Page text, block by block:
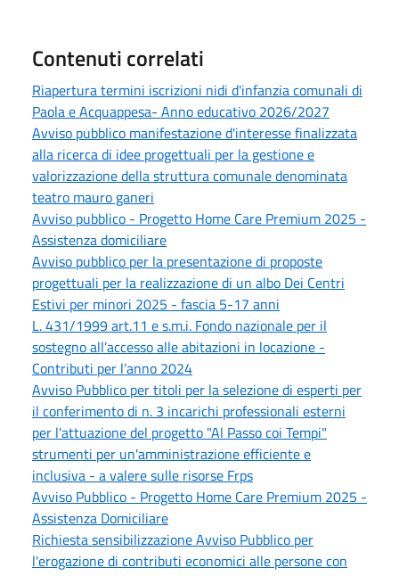
Contenuti correlati
Riapertura termini iscrizioni nidi d'infanzia comunali di
Paola e Acquappesa- Anno educativo 2026/2027
Avviso pubblico manifestazione d'interesse finalizzata
alla ricerca di idee progettuali per la gestione e
valorizzazione della struttura comunale denominata
teatro mauro ganeri
Avviso pubblico - Progetto Home Care Premium 2025 -
Assistenza domiciliare
Avviso pubblico per la presentazione di proposte
progettuali per la realizzazione di un albo Dei Centri
Estivi per minori 2025 - fascia 5-17 anni
L. 431/1999 art.11 e s.m.i. Fondo nazionale per il
sostegno all’accesso alle abitazioni in locazione -
Contributi per l’anno 2024
Avviso Pubblico per titoli per la selezione di esperti per
il conferimento di n. 3 incarichi professionali esterni
per l'attuazione del progetto "Al Passo coi Tempi"
strumenti per un'amministrazione efficiente e
inclusiva - a valere sulle risorse Frps
Avviso Pubblico - Progetto Home Care Premium 2025 -
Assistenza Domiciliare
Richiesta sensibilizzazione Avviso Pubblico per
l'erogazione di contributi economici alle persone con